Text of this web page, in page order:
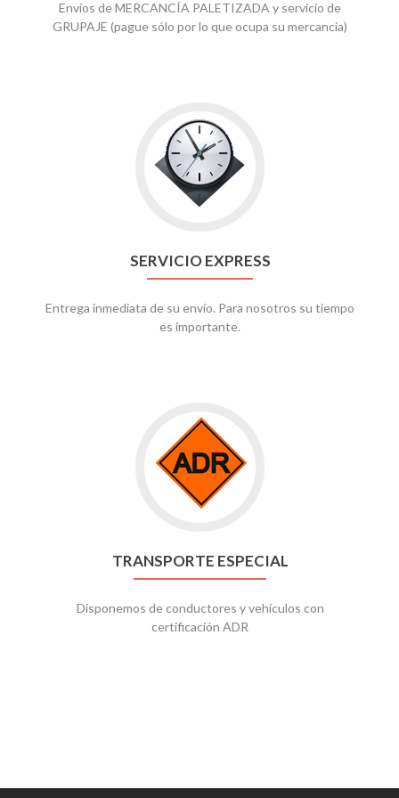
Envíos de MERCANCÍA PALETIZADA y servicio de
GRUPAJE (pague sólo por lo que ocupa su mercancía)
SERVICIO EXPRESS
Entrega inmediata de su envío. Para nosotros su tiempo
es importante.
TRANSPORTE ESPECIAL
Disponemos de conductores y vehículos con
certificación ADR